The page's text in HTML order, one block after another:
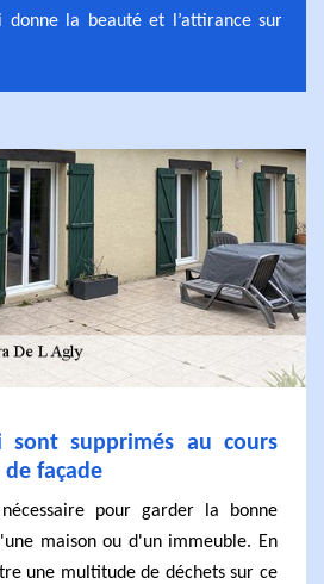
donne la beauté et l’attirance sur
sont supprimés au cours
façade
pour garder la bonne
maison ou d'un immeuble. En
une multitude de déchets sur ce